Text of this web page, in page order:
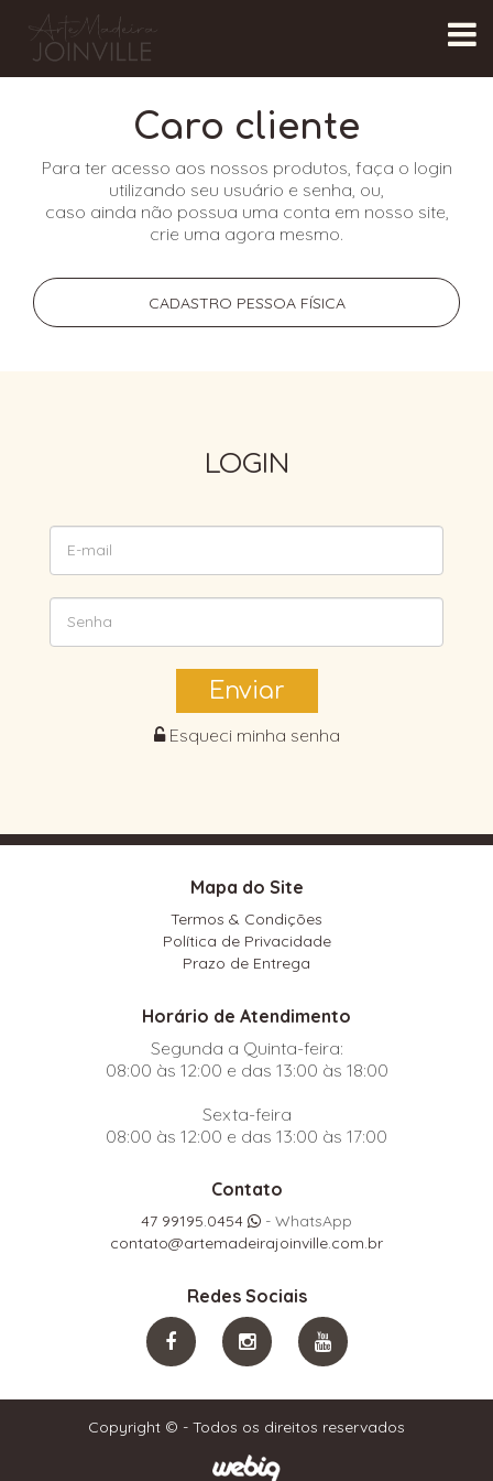
Caro cliente
Para ter acesso aos nossos produtos, faça o login
utilizando seu usuário e senha, ou,
caso ainda não possua uma conta em nosso site,
crie uma agora mesmo.
CADASTRO PESSOA FÍSICA
LOGIN
Enviar
Esqueci minha senha
Mapa do Site
Termos & Condições
Política de Privacidade
Prazo de Entrega
Horário de Atendimento
Segunda a Quinta-feira:
08:00 às 12:00 e das 13:00 às 18:00
Sexta-feira
08:00 às 12:00 e das 13:00 às 17:00
Contato
47 99195.0454
- WhatsApp
contato@artemadeirajoinville.com.br
Redes Sociais
Copyright © - Todos os direitos reservados